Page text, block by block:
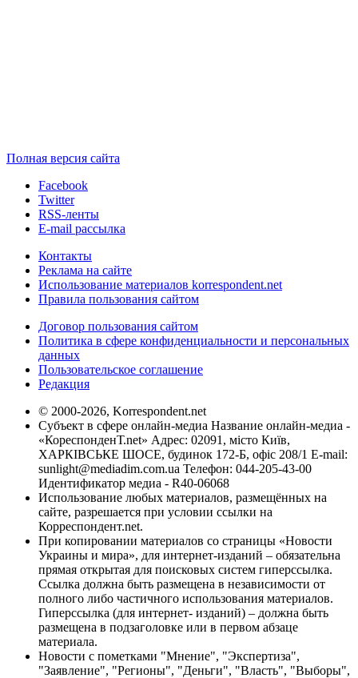
Полная версия сайта
Facebook
Twitter
RSS-ленты
E-mail рассылка
Контакты
Реклама на сайте
Использование материалов korrespondent.net
Правила пользования сайтом
Договор пользования сайтом
Политика в сфере конфиденциальности и персональных
данных
Пользовательское соглашение
Редакция
© 2000-2026, Korrespondent.net
Субъект в сфере онлайн-медиа Название онлайн-медиа -
«КореспонденТ.net» Адрес: 02091, місто Київ,
ХАРКІВСЬКЕ ШОСЕ, будинок 172-Б, офіс 208/1 E-mail:
sunlight@mediadim.com.ua Телефон: 044-205-43-00
Идентификатор медиа - R40-06068
Использование любых материалов, размещённых на
сайте, разрешается при условии ссылки на
Корреспондент.net.
При копировании материалов со страницы «Новости
Украины и мира», для интернет-изданий – обязательна
прямая открытая для поисковых систем гиперссылка.
Ссылка должна быть размещена в независимости от
полного либо частичного использования материалов.
Гиперссылка (для интернет- изданий) – должна быть
размещена в подзаголовке или в первом абзаце
материала.
Новости с пометками "Мнение", "Экспертиза",
"Заявление", "Регионы", "Деньги", "Власть", "Выборы",